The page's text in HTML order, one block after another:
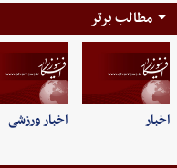
مطالب برتر
اخبار اخبار ورزشی